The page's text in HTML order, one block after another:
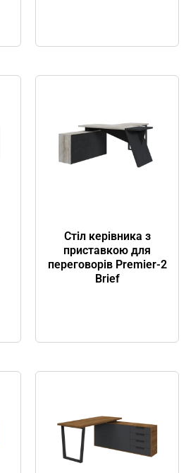
Стіл керівника з
приставкою для
переговорів Premier-2
Brief